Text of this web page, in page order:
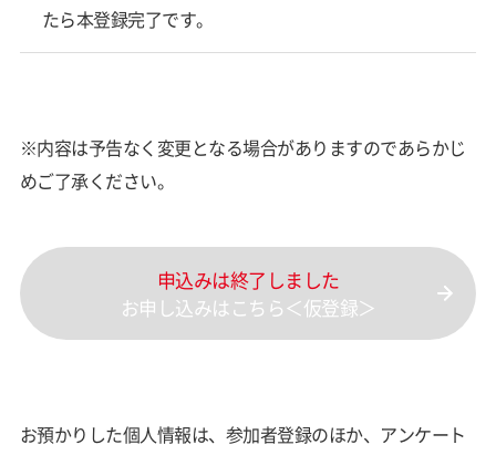
たら本登録完了です。
※内容は予告なく変更となる場合がありますのであらかじ
めご了承ください。
申込みは終了しました
お申し込みはこちら＜仮登録＞
お預かりした個人情報は、参加者登録のほか、アンケート